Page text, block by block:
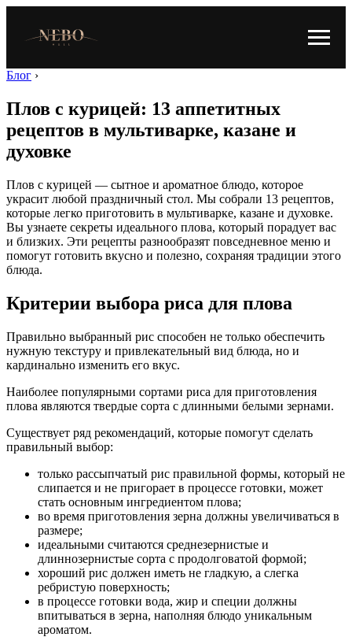
Блог ›
Плов с курицей: 13 аппетитных
рецептов в мультиварке, казане и
духовке
Плов с курицей — сытное и ароматное блюдо, которое
украсит любой праздничный стол. Мы собрали 13 рецептов,
которые легко приготовить в мультиварке, казане и духовке.
Вы узнаете секреты идеального плова, который порадует вас
и близких. Эти рецепты разнообразят повседневное меню и
помогут готовить вкусно и полезно, сохраняя традиции этого
блюда.
Критерии выбора риса для плова
Правильно выбранный рис способен не только обеспечить
нужную текстуру и привлекательный вид блюда, но и
кардинально изменить его вкус.
Наиболее популярными сортами риса для приготовления
плова являются твердые сорта с длинными белыми зернами.
Существует ряд рекомендаций, которые помогут сделать
правильный выбор:
только рассыпчатый рис правильной формы, который не
слипается и не пригорает в процессе готовки, может
стать основным ингредиентом плова;
во время приготовления зерна должны увеличиваться в
размере;
идеальными считаются среднезернистые и
длиннозернистые сорта с продолговатой формой;
хороший рис должен иметь не гладкую, а слегка
ребристую поверхность;
в процессе готовки вода, жир и специи должны
впитываться в зерна, наполняя блюдо уникальным
ароматом.